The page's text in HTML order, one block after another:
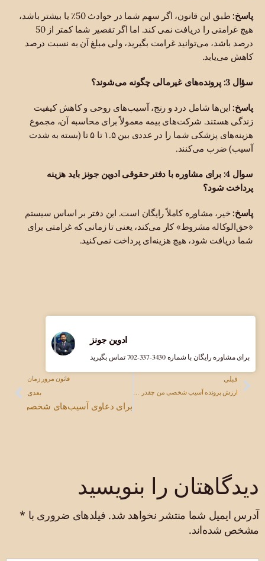
پاسخ:
طبق این قانون، اگر سهم شما در حوادث 50٪ یا بیشتر باشد،
هیچ غرامتی را دریافت نمی کند. اما اگر تقصیر شما کمتر از 50
درصد باشد، می‌توانید غرامت بگیرید، ولی مبلغ آن به نسبت درصد
کاهش می‌یابد.
سؤال 3: پرونده‌های غیرمالی چگونه می‌شوند؟
پاسخ:این‌ها شامل درد و رنج، آسیب‌های روحی و کاهش کیفیت
زندگی هستند. شرکت‌های بیمه معمولاً برای محاسبه آن، مجموع
هزینه‌های پزشکی شما را در عددی بین ۱.۵ تا ۵ تا (بسته به شدت
آسیب) ضرب می‌کنند.
سوال 4: برای مشاوره با دفتر حقوقی ادوین جونز باید هزینه
پرداخت شود؟
پاسخ:خیر، مشاوره کاملاً رایگان است. این دفتر بر اساس سیستم
«حق‌الوکاله مشروط» کار می‌کند، یعنی تا زمانی که غرامتی برای
شما دریافت شود، هیچ هزینه‌ای پرداخت نمی‌کنید.
قبلی
ارزش پرونده آسیب شخصی من چقدر است؟ یک راهنمای کامل
قانون مرور زمان
بعدی
برای دعاوی آسیب‌های شخصی: مهلت‌های
ادوین جونز
برای مشاوره رایگان با شماره ‎702-337-3430 تماس بگیرید
دیدگاهتان را بنویسید
آدرس ایمیل شما منتشر نخواهد شد. فیلدهای ضروری با *
مشخص شده‌اند.